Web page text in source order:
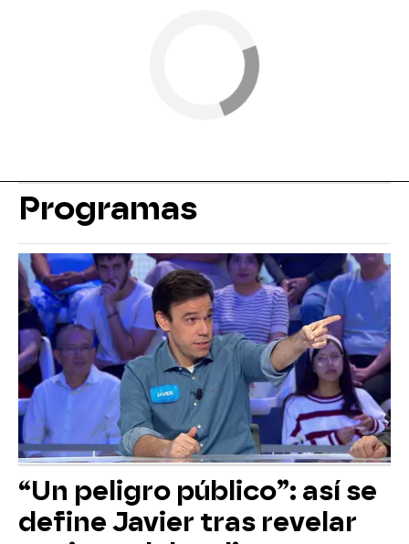
Programas
“Un peligro público”: así se
define Javier tras revelar